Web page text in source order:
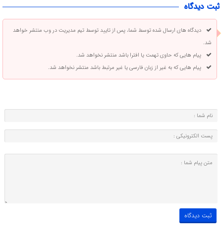
ثبت دیدگاه
دیدگاه های ارسال شده توسط شما، پس از تایید توسط تیم مدیریت در وب منتشر خواهد
شد.
پیام هایی که حاوی تهمت یا افترا باشد منتشر نخواهد شد.
پیام هایی که به غیر از زبان فارسی یا غیر مرتبط باشد منتشر نخواهد شد.